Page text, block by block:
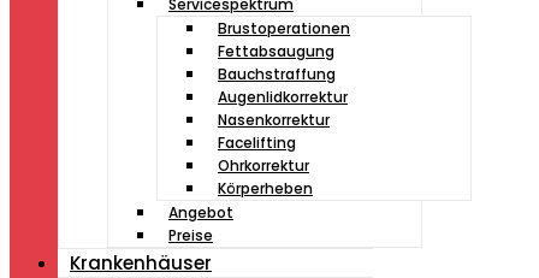
Servicespektrum
Brustoperationen
Fettabsaugung
Bauchstraffung
Augenlidkorrektur
Nasenkorrektur
Facelifting
Ohrkorrektur
Körperheben
Angebot
Preise
Krankenhäuser